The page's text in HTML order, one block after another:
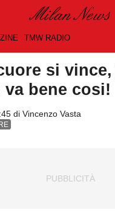
TMW RADIO
si
va bene cosi!
di Vincenzo Vasta